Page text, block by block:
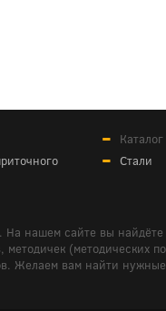
Стали
На нашем сайте вы
(методических
Желаем вам найти